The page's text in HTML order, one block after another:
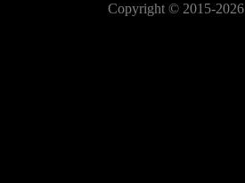
Copyright © 2015-2026